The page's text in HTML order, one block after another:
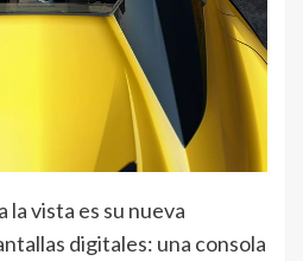
la vista es su nueva
digitales: una consola